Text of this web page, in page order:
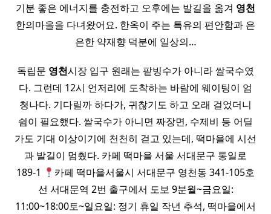
기분 좋은 에너지를 충전하고 오후에는 발길을 옮겨 영천
한의마을을 다녀왔어요. 한옥이 주는 특유의 편안함과 은
은한 약재향 덕분에 일상의…
독립문 영천시장 입구 원래는 팥빙수가 아니라 쌀국수였
다. 그런데 12시 언저리에 도착하는 바람에 웨이팅이 엄
청나다. 기다릴까 하다가, 귀찮기도 하고 오래 걸었더니
쉼이 필요했다. 쌀국수가 아니면 짜장면, 수제비 등 어딜
가도 기대 이상이기에 천천히 걷고 있는데, 떡마을에 시선
과 발길이 멈췄다. 카페 떡마을 서울 서대문구 통일로
189-1
카페 떡마을서울시 서대문구 영천동 341-105호
선 서대문역 2번 출구에서 도보 9분월~금요일:
11:00~18:00토~일요일: 정기 휴일 작년 추석, 떡마을에서